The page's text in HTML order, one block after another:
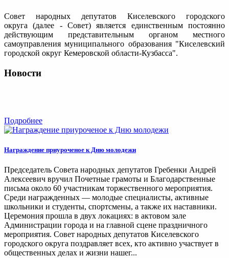
Совет народных депутатов Киселевского городского
округа (далее - Совет) является единственным постоянно
действующим представительным органом местного
самоуправления муниципального образования "Киселевский
городской округ Кемеровской области-Кузбасса".
Новости
Подробнее
Награждение приуроченое к Дню молодежи
Председатель Совета народных депутатов Гребенки Андрей
Алексеевич вручил Почетные грамоты и Благодарственные
письма около 60 участникам торжественного мероприятия.
Среди награжденных — молодые специалисты, активные
школьники и студенты, спортсмены, а также их наставники.
Церемония прошла в двух локациях: в актовом зале
Администрации города и на главной сцене праздничного
мероприятия. Совет народных депутатов Киселевского
городского округа поздравляет всех, кто активно участвует в
общественных делах и жизни нашег...